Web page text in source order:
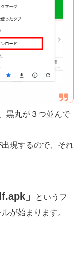
黒丸が３つ並んで
現するので、それ
」
というフ
が始まります。